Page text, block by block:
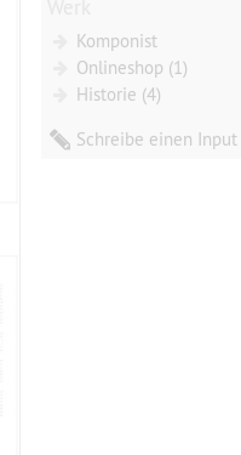
Komponist
Onlineshop (1)
Historie (4)
Schreibe einen Input